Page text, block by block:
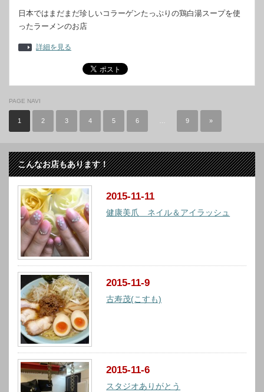
日本ではまだまだ珍しいコラーゲンたっぷりの鶏白湯スープを使
ったラーメンのお店
詳細を見る
PAGE NAVI
1 2 3 4 5 6 9 »
こんなお店もあります！
2015-11-11
健康美爪 ネイル＆アイラッシュ
2015-11-9
古寿茂(こすも)
2015-11-6
スタジオありがとう